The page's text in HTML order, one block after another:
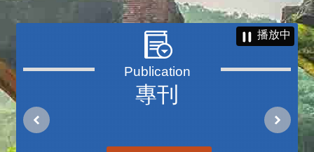
專刊
播放中